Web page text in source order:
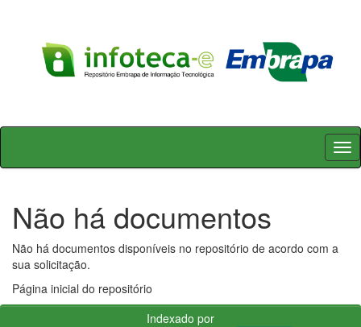
Skip
Não há documentos
Não há documentos disponíveis no repositório de acordo com a
sua solicitação.
Página inicial do repositório
Indexado por